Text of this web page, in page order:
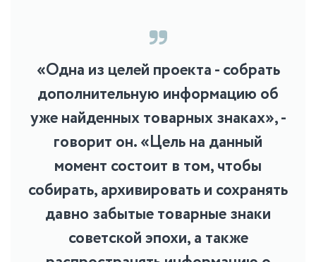
«Одна из целей проекта - собрать
дополнительную информацию об
уже найденных товарных знаках», -
говорит он. «Цель на данный
момент состоит в том, чтобы
собирать, архивировать и сохранять
давно забытые товарные знаки
советской эпохи, а также